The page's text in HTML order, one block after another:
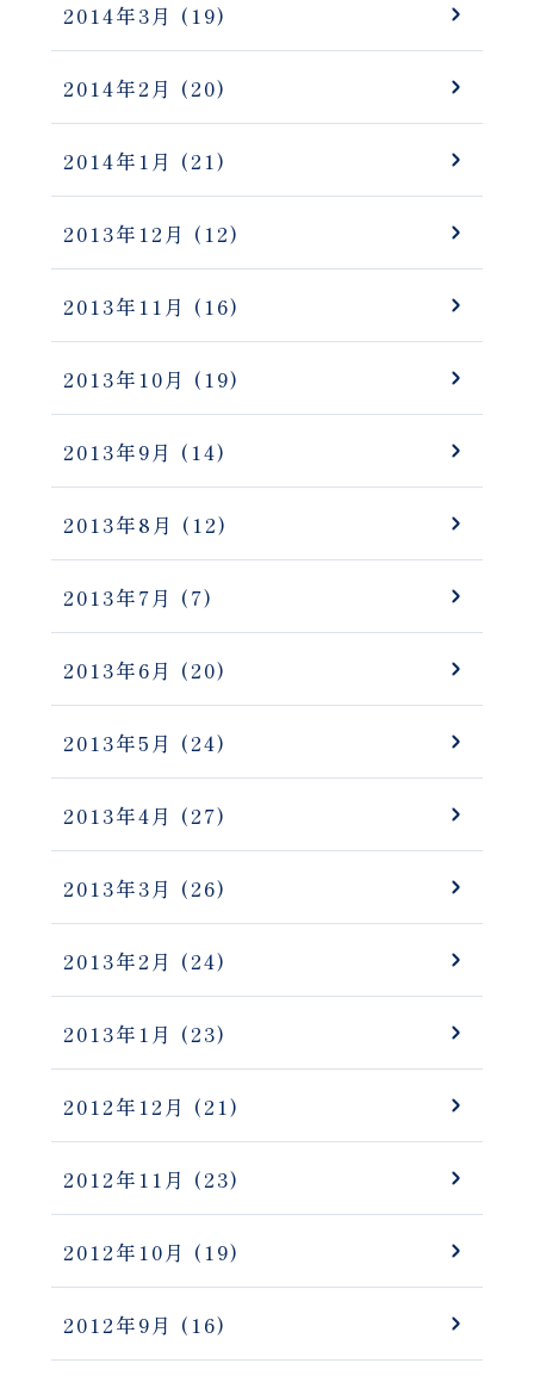
2014年3月 (19)
2014年2月 (20)
2014年1月 (21)
2013年12月 (12)
2013年11月 (16)
2013年10月 (19)
2013年9月 (14)
2013年8月 (12)
2013年7月 (7)
2013年6月 (20)
2013年5月 (24)
2013年4月 (27)
2013年3月 (26)
2013年2月 (24)
2013年1月 (23)
2012年12月 (21)
2012年11月 (23)
2012年10月 (19)
2012年9月 (16)